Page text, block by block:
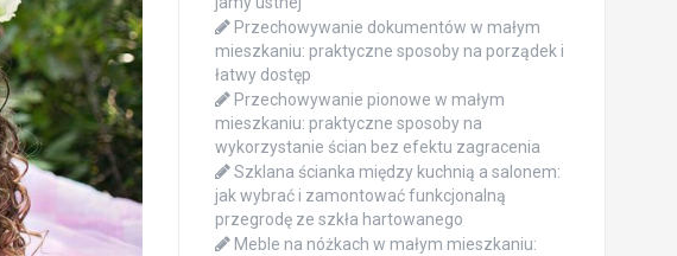
Przechowywanie dokumentów w małym
mieszkaniu: praktyczne sposoby na porządek i
łatwy dostęp
Przechowywanie pionowe w małym
mieszkaniu: praktyczne sposoby na
wykorzystanie ścian bez efektu zagracenia
Szklana ścianka między kuchnią a salonem:
jak wybrać i zamontować funkcjonalną
przegrodę ze szkła hartowanego
Meble na nóżkach w małym mieszkaniu: